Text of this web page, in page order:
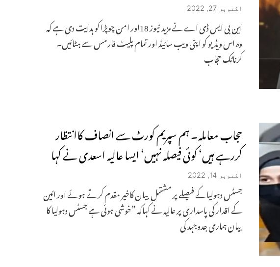
اکتوبر 27, 2022
این بی ایس ڈی اے نے مزید نیوز 18اور امن چوپڑا کو ہدایت دی ہے کہ
وہ اس ویڈیو کو اپنی ویب سائیڈ اور تمام پلیٹ فارمس سے ہٹائیں۔
کرناٹک حجاب
حجاب معاملہ۔ ہم سپریم کورٹ سے انصاف کاانتظار
کررہے ہیں‘ کوئی فیصلہ نہیں‘ ایسا عالیہ اسعدی نے کہا
اکتوبر 14, 2022
جسٹس دہولیاکے فیصلے پر مشتمل بیان کاخیر مقدم کرتے ہوئے اور ائین
کے اقدار کی پاسداری پر عالیہ نے کہاکہ ”خوشی ہوئی ہے جسٹس دہولیا کا
بیان ہماری جدوجہد کی